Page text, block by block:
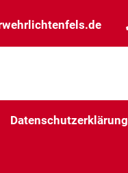
Datenschutzerklärung